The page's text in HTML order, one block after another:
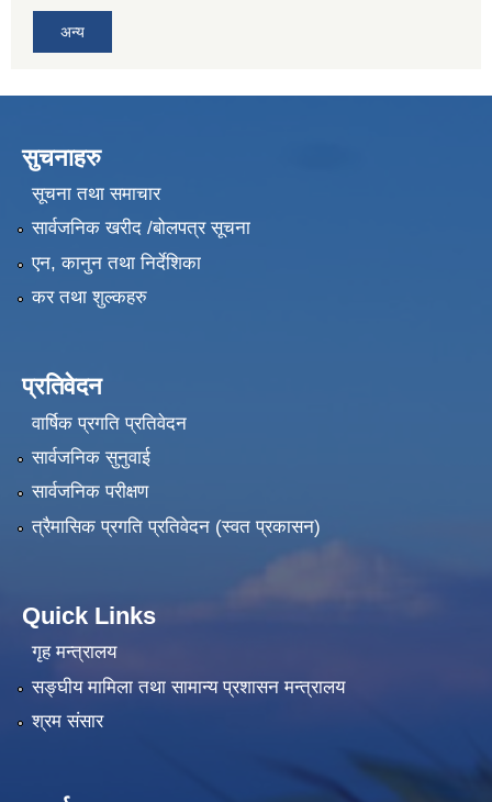
अन्य
सुचनाहरु
सूचना तथा समाचार
सार्वजनिक खरीद /बोलपत्र सूचना
एन, कानुन तथा निर्देशिका
कर तथा शुल्कहरु
प्रतिवेदन
वार्षिक प्रगति प्रतिवेदन
सार्वजनिक सुनुवाई
सार्वजनिक परीक्षण
त्रैमासिक प्रगति प्रतिवेदन (स्वत प्रकासन)
Quick Links
गृह मन्त्रालय
सङ्‍घीय मामिला तथा सामान्य प्रशासन मन्त्रालय
श्रम संसार